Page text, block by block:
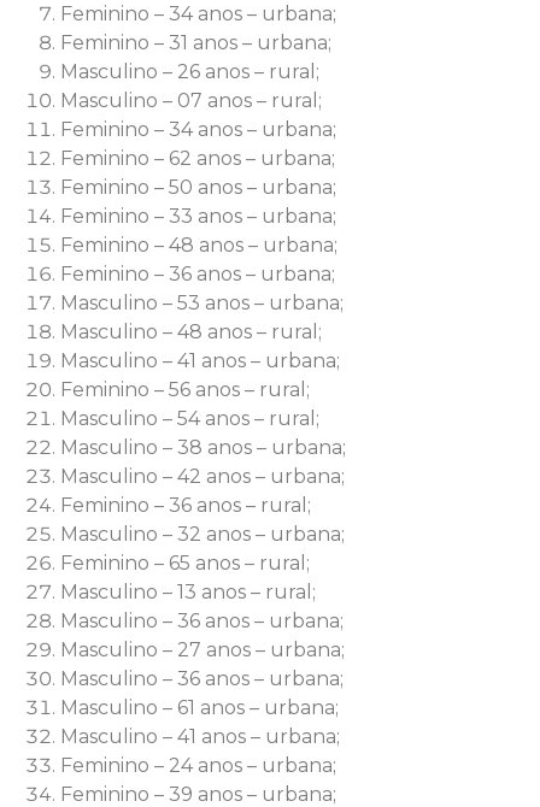
Feminino – 34 anos – urbana;
Feminino – 31 anos – urbana;
Masculino – 26 anos – rural;
Masculino – 07 anos – rural;
Feminino – 34 anos – urbana;
Feminino – 62 anos – urbana;
Feminino – 50 anos – urbana;
Feminino – 33 anos – urbana;
Feminino – 48 anos – urbana;
Feminino – 36 anos – urbana;
Masculino – 53 anos – urbana;
Masculino – 48 anos – rural;
Masculino – 41 anos – urbana;
Feminino – 56 anos – rural;
Masculino – 54 anos – rural;
Masculino – 38 anos – urbana;
Masculino – 42 anos – urbana;
Feminino – 36 anos – rural;
Masculino – 32 anos – urbana;
Feminino – 65 anos – rural;
Masculino – 13 anos – rural;
Masculino – 36 anos – urbana;
Masculino – 27 anos – urbana;
Masculino – 36 anos – urbana;
Masculino – 61 anos – urbana;
Masculino – 41 anos – urbana;
Feminino – 24 anos – urbana;
Feminino – 39 anos – urbana;